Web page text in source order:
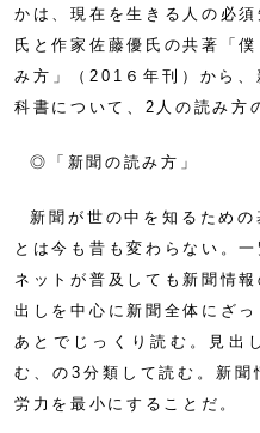
かは、現在を生きる人の必
氏と作家佐藤優氏の共著「
み方」（201６年刊）から
科書について、2人の読み方
◎「新聞の読み方」
新聞が世の中を知るため
とは今も昔も変わらない。
ネットが普及しても新聞情
出しを中心に新聞全体にざ
あとでじっくり読む。見出
む、の3分類して読む。新聞
労力を最小にすることだ。